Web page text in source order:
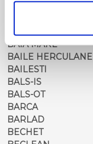
ALEXANDRIA
BACAU
BAIA MARE
BAILE HERCULANE
BAILESTI
BALS-IS
BALS-OT
BARCA
BARLAD
BECHET